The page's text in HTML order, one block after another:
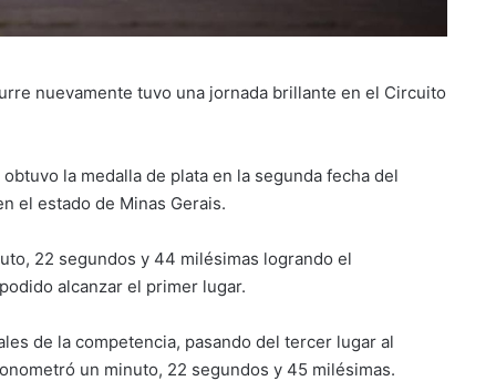
nuevamente tuvo una jornada brillante en el Circuito
la medalla de plata en la segunda fecha del
el estado de Minas Gerais.
22 segundos y 44 milésimas logrando el
alcanzar el primer lugar.
de la competencia, pasando del tercer lugar al
un minuto, 22 segundos y 45 milésimas.